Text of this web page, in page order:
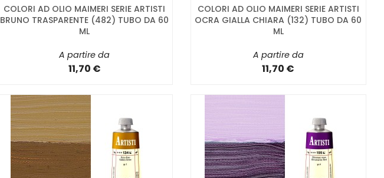
COLORI AD OLIO MAIMERI SERIE ARTISTI
BRUNO TRASPARENTE (482) TUBO DA 60
ML
A partire da
11,70 €
COLORI AD OLIO MAIMERI SERIE ARTISTI
OCRA GIALLA CHIARA (132) TUBO DA 60
ML
A partire da
11,70 €